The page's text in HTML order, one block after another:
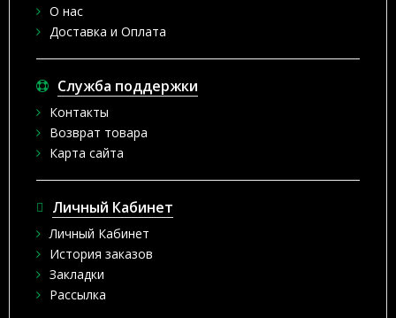
О нас
Доставка и Оплата
Служба поддержки
Контакты
Возврат товара
Карта сайта
Личный Кабинет
Личный Кабинет
История заказов
Закладки
Рассылка